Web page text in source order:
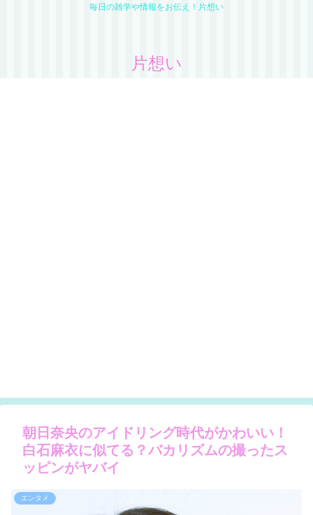
毎日の雑学や情報をお伝え！片想い
片想い
朝日奈央のアイドリング時代がかわいい！
白石麻衣に似てる？バカリズムの撮ったス
ッピンがヤバイ
エンタメ